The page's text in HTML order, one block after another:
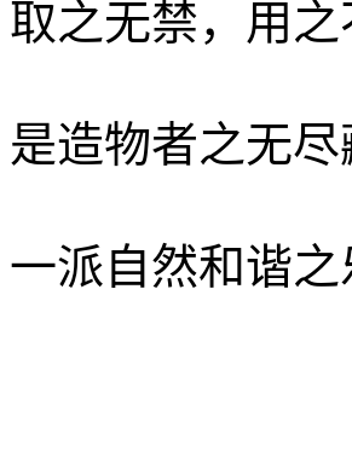
取之无禁，用之
是造物者之无
一派自然和谐之